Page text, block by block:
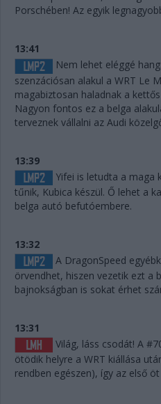
Porschében! Az egyik
13:41
Nem lehet eléggé
szenzációsan alakul a WRT Le
magabiztosan haladnak a
Nagyon fontos ez a belga
terveznek vállalni az Audi
13:39
Yifei is letudta a maga
tűnik, Kubica készül. Ő lehet a
belga autó befutóembere.
13:32
A DragonSpeed
örvendhet, hiszen vezetik ezt a
bajnokságban is sokat érhet
13:31
Világ, láss csodát! A
ötödik helyre a WRT kiállása
rendben egészen), így az első